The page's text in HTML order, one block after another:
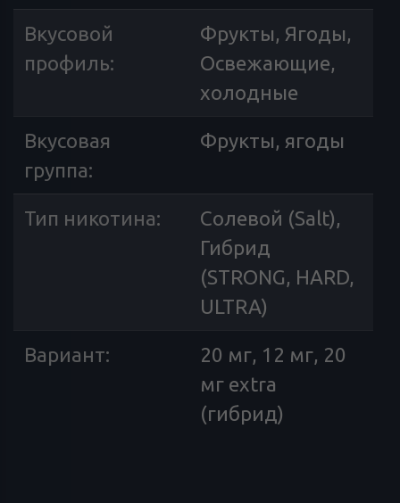
Вкусовой
профиль:
Фрукты, Ягоды,
Освежающие,
холодные
Вкусовая
группа:
Фрукты, ягоды
Тип никотина:
Солевой (Salt),
Гибрид
(STRONG, HARD,
ULTRA)
Вариант:
20 мг, 12 мг, 20
мг extra
(гибрид)